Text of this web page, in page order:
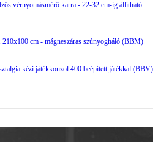
vérnyomásmérő karra - 22-32 cm-ig állítható
210x100 cm - mágneszáras szúnyogháló (BBM)
kézi játékkonzol 400 beépített játékkal (BBV)